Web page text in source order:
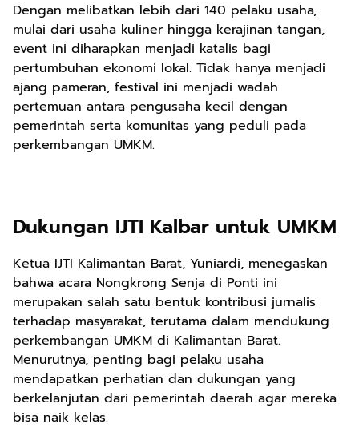
Dengan melibatkan lebih dari 140 pelaku usaha,
mulai dari usaha kuliner hingga kerajinan tangan,
event ini diharapkan menjadi katalis bagi
pertumbuhan ekonomi lokal. Tidak hanya menjadi
ajang pameran, festival ini menjadi wadah
pertemuan antara pengusaha kecil dengan
pemerintah serta komunitas yang peduli pada
perkembangan UMKM.
Dukungan IJTI Kalbar untuk UMKM
Ketua IJTI Kalimantan Barat, Yuniardi, menegaskan
bahwa acara Nongkrong Senja di Ponti ini
merupakan salah satu bentuk kontribusi jurnalis
terhadap masyarakat, terutama dalam mendukung
perkembangan UMKM di Kalimantan Barat.
Menurutnya, penting bagi pelaku usaha
mendapatkan perhatian dan dukungan yang
berkelanjutan dari pemerintah daerah agar mereka
bisa naik kelas.